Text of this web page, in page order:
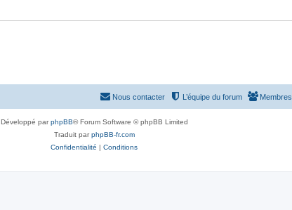
s
Membres
L’équipe du forum
Nous contacter
Développé parphpBB® Forum Software © phpBB Limited
Traduit parphpBB-fr.com
Confidentialité | Conditions